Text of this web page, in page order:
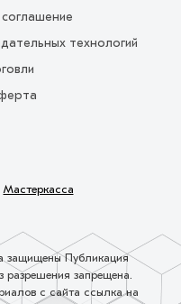
технологий
Мастеркасса
защищены Публикация
запрещена.
с сайта ссылка на